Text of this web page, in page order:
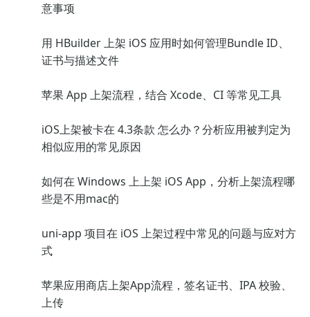
意事项
用 HBuilder 上架 iOS 应用时如何管理Bundle ID、
证书与描述文件
苹果 App 上架流程，结合 Xcode、CI 等常见工具
iOS上架被卡在 4.3条款 怎么办？分析应用被判定为
相似应用的常见原因
如何在 Windows 上上架 iOS App，分析上架流程哪
些是不用mac的
uni-app 项目在 iOS 上架过程中常见的问题与应对方
式
苹果应用商店上架App流程，签名证书、IPA 校验、
上传